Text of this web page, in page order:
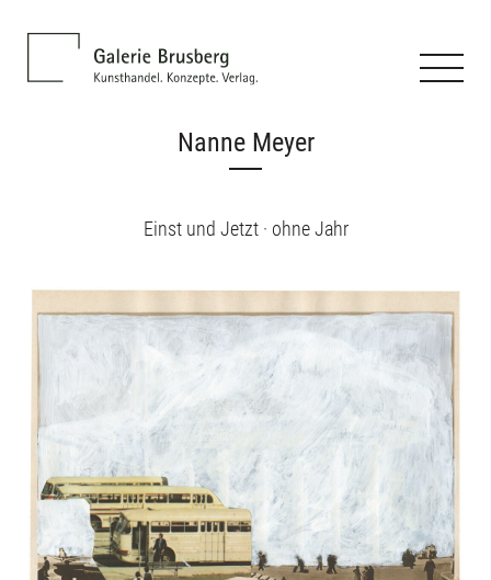
Nanne Meyer
Einst und Jetzt · ohne Jahr